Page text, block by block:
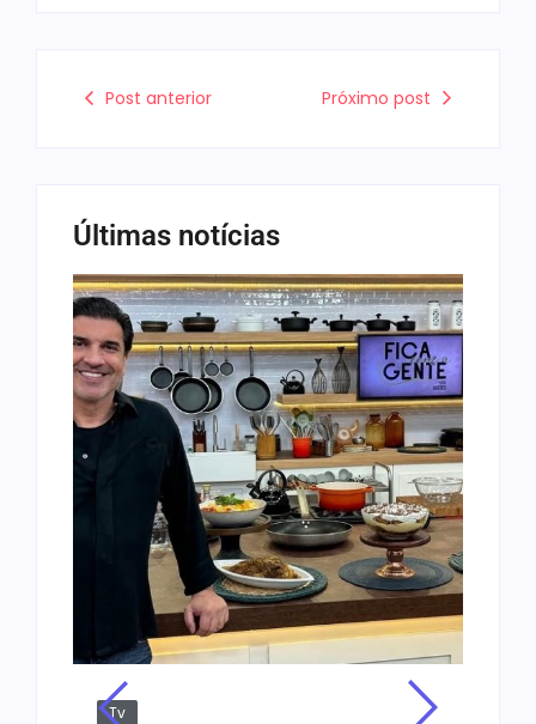
Post anterior Próximo post
Últimas notícias
Tv